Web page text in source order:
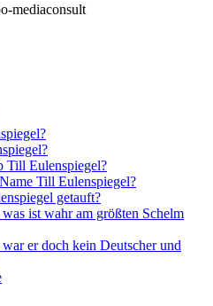
mediaconsult
Till Eulenspiegel?
Till Eulenspiegel?
getauft?
ist wahr am größten Schelm
er doch kein Deutscher und